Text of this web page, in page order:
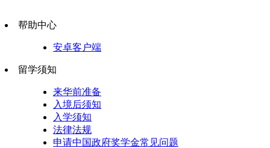
帮助中心
安卓客户端
留学须知
来华前准备
入境后须知
入学须知
法律法规
申请中国政府奖学金常见问题